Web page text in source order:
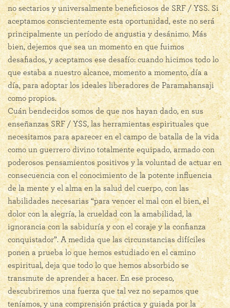
no sectarios y universalmente beneficiosos de SRF / YSS. Si
aceptamos conscientemente esta oportunidad, este no será
principalmente un período de angustia y desánimo. Más
bien, dejemos que sea un momento en que fuimos
desafiados, y aceptamos ese desafío: cuando hicimos todo lo
que estaba a nuestro alcance, momento a momento, día a
día, para adoptar los ideales liberadores de Paramahansaji
como propios.
Cuán bendecidos somos de que nos hayan dado, en sus
enseñanzas SRF / YSS, las herramientas espirituales que
necesitamos para aparecer en el campo de batalla de la vida
como un guerrero divino totalmente equipado, armado con
poderosos pensamientos positivos y la voluntad de actuar en
consecuencia con el conocimiento de la potente influencia
de la mente y el alma en la salud del cuerpo, con las
habilidades necesarias “para vencer el mal con el bien, el
dolor con la alegría, la crueldad con la amabilidad, la
ignorancia con la sabiduría y con el coraje y la confianza
conquistador”. A medida que las circunstancias difíciles
ponen a prueba lo que hemos estudiado en el camino
espiritual, deja que todo lo que hemos absorbido se
transmute de aprender a hacer. En ese proceso,
descubriremos una fuerza que tal vez no sepamos que
teníamos, y una comprensión práctica y guiada por la